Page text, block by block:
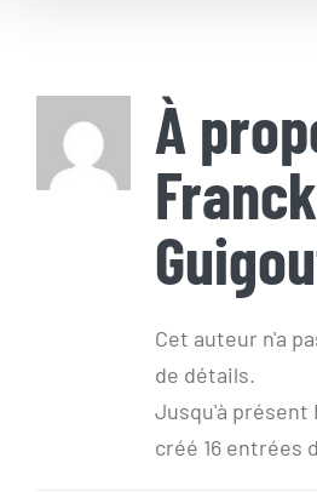
À
Franck
Cet auteur n'a
de détails.
Jusqu'à présent
créé 16 entrées